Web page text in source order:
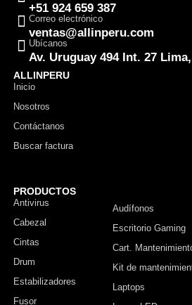
+51 924 659 387
Correo electrónico
ventas@allinperu.com
Ubícanos
Av. Uruguay 494 Int. 27
ALLINPERU
Inicio
Nosotros
Contáctanos
Buscar factura
PRODUCTOS
Antivirus
Cabezal
Cintas
Drum
Estabilizadores
Fusor
Audífonos
Escritorio Gaming
Cart.
Kit de
Laptops